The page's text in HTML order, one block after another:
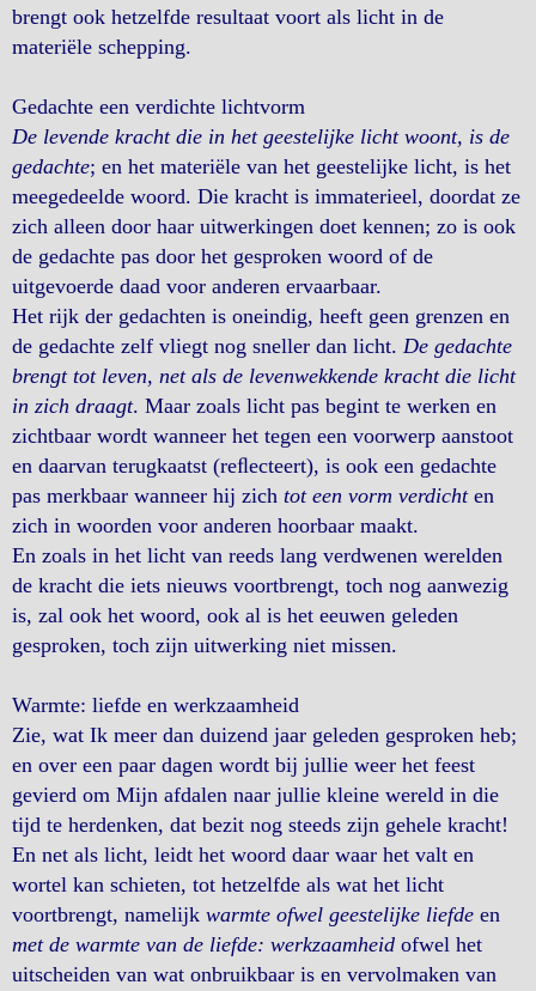
brengt ook hetzelfde resultaat voort als licht in de
materiële schepping.
Gedachte een verdichte lichtvorm
De levende kracht die in het geestelijke licht woont, is de
gedachte; en het materiële van het geestelijke licht, is het
meegedeelde woord. Die kracht is immaterieel, doordat ze
zich alleen door haar uitwerkingen doet kennen; zo is ook
de gedachte pas door het gesproken woord of de
uitgevoerde daad voor anderen ervaarbaar.
Het rijk der gedachten is oneindig, heeft geen grenzen en
de gedachte zelf vliegt nog sneller dan licht. De gedachte
brengt tot leven, net als de levenwekkende kracht die licht
in zich draagt. Maar zoals licht pas begint te werken en
zichtbaar wordt wanneer het tegen een voorwerp aanstoot
en daarvan terugkaatst (reﬂecteert), is ook een gedachte
pas merkbaar wanneer hij zich tot een vorm verdichten
zich in woorden voor anderen hoorbaar maakt.
En zoals in het licht van reeds lang verdwenen werelden
de kracht die iets nieuws voortbrengt, toch nog aanwezig
is, zal ook het woord, ook al is het eeuwen geleden
gesproken, toch zijn uitwerking niet missen.
Warmte: liefde en werkzaamheid
Zie, wat Ik meer dan duizend jaar geleden gesproken heb;
en over een paar dagen wordt bij jullie weer het feest
gevierd om Mijn afdalen naar jullie kleine wereld in die
tijd te herdenken, dat bezit nog steeds zijn gehele kracht!
En net als licht, leidt het woord daar waar het valt en
wortel kan schieten, tot hetzelfde als wat het licht
voortbrengt, namelijk warmte ofwel geestelijke liefde en
met de warmte van de liefde: werkzaamheid ofwel het
uitscheiden van wat onbruikbaar is en vervolmaken van